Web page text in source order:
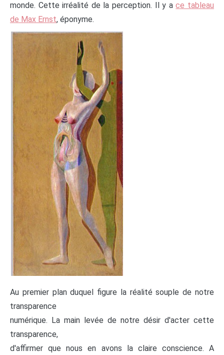
monde. Cette irréalité de la perception. Il y ace tableau
de Max Ernst, éponyme.
Au premier plan duquel figure la réalité souple de notre
transparence
numérique. La main levée de notre désir d'acter cette
transparence,
d'affirmer que nous en avons la claire conscience. A